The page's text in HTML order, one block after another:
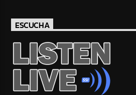
ESCUCHA